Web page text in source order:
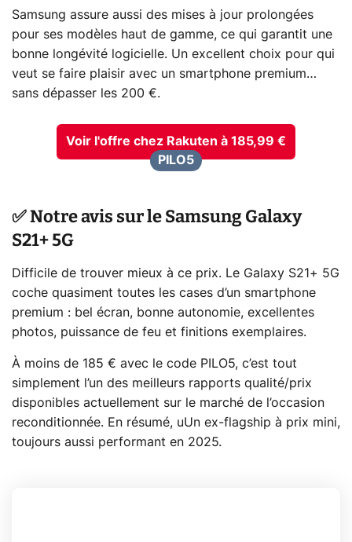
Samsung assure aussi des mises à jour prolongées
pour ses modèles haut de gamme, ce qui garantit une
bonne longévité logicielle. Un excellent choix pour qui
veut se faire plaisir avec un smartphone premium…
sans dépasser les 200 €.
Voir l'offre chez Rakuten à 185,99 €
PILO5
✅ Notre avis sur le Samsung Galaxy
S21+ 5G
Difficile de trouver mieux à ce prix. Le Galaxy S21+ 5G
coche quasiment toutes les cases d’un smartphone
premium : bel écran, bonne autonomie, excellentes
photos, puissance de feu et finitions exemplaires.
À moins de 185 € avec le code PILO5, c’est tout
simplement l’un des meilleurs rapports qualité/prix
disponibles actuellement sur le marché de l’occasion
reconditionnée. En résumé, uUn ex-flagship à prix mini,
toujours aussi performant en 2025.